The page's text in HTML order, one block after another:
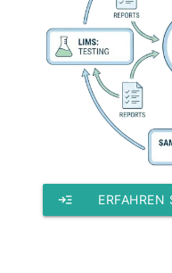
read_more ERFAHREN